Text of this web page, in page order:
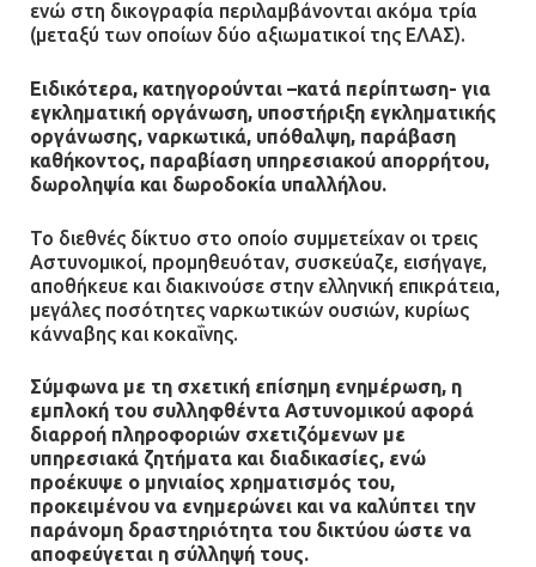
πρωινή διακοπή ρεύματος στη
Μάνδρα
Φωτιά σε επιχείρηση στον
Ασπρόπυργο – Ήχησε το 112
Δίωξη για απόπειρα
ανθρωποκτονίας στους δύο
08.07.2026 | 22:30
Ομαδικός βιασμός 19χρονης στο
Α.Τ. Ομονοίας: Ο Εισαγγελέας
πρότεινε την αθώωση των
αστυνομικών
ενώ στη δικογραφία περιλαμβάνονται ακόμα τρία
(μεταξύ των οποίων δύο αξιωματικοί της ΕΛΑΣ).
Ειδικότερα, κατηγορούνται –κατά περίπτωση- για
εγκληματική οργάνωση, υποστήριξη εγκληματικής
οργάνωσης, ναρκωτικά, υπόθαλψη, παράβαση
καθήκοντος, παραβίαση υπηρεσιακού απορρήτου,
δωροληψία και δωροδοκία υπαλλήλου.
Το διεθνές δίκτυο στο οποίο συμμετείχαν οι τρεις
Αστυνομικοί, προμηθευόταν, συσκεύαζε, εισήγαγε,
αποθήκευε και διακινούσε στην ελληνική επικράτεια,
μεγάλες ποσότητες ναρκωτικών ουσιών, κυρίως
κάνναβης και κοκαΐνης.
Σύμφωνα με τη σχετική επίσημη ενημέρωση, η
εμπλοκή του συλληφθέντα Αστυνομικού αφορά
διαρροή πληροφοριών σχετιζόμενων με
υπηρεσιακά ζητήματα και διαδικασίες, ενώ
προέκυψε ο μηνιαίος χρηματισμός του,
προκειμένου να ενημερώνει και να καλύπτει την
παράνομη δραστηριότητα του δικτύου ώστε να
αποφεύγεται η σύλληψή τους.